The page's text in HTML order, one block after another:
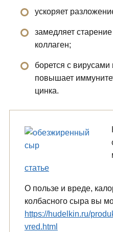
ускоряет
замедляет старение
коллаген;
борется с
повышает
цинка.
статье
О пользе и вреде,
колбасного сыра вы
https://hudelkin.ru/
vred.html